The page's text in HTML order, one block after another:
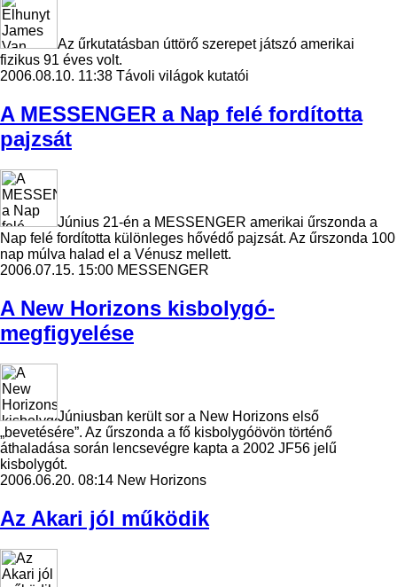
Az űrkutatásban úttörő szerepet játszó amerikai
fizikus 91 éves volt.
2006.08.10. 11:38 Távoli világok kutatói
A MESSENGER a Nap felé fordította
pajzsát
Június 21-én a MESSENGER amerikai űrszonda a
Nap felé fordította különleges hővédő pajzsát. Az űrszonda 100
nap múlva halad el a Vénusz mellett.
2006.07.15. 15:00 MESSENGER
A New Horizons kisbolygó-
megfigyelése
Júniusban került sor a New Horizons első
„bevetésére”. Az űrszonda a fő kisbolygóövön történő
áthaladása során lencsevégre kapta a 2002 JF56 jelű
kisbolygót.
2006.06.20. 08:14 New Horizons
Az Akari jól működik